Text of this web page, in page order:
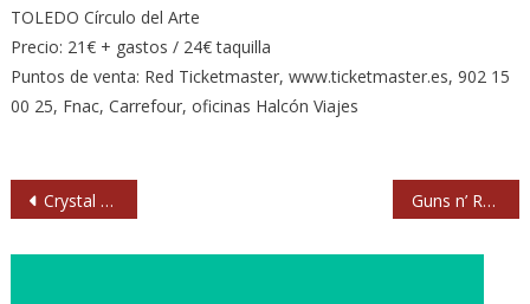
TOLEDO Círculo del Arte
Precio: 21€ + gastos / 24€ taquilla
Puntos de venta: Red Ticketmaster, www.ticketmaster.es, 902 15
00 25, Fnac, Carrefour, oficinas Halcón Viajes
Navegación
Crystal Castles estrenan videoclip: ‘Sad Eyes’ Guns n’ Roses estrenarán este año un concierto en 3D grabado en Las Vegas